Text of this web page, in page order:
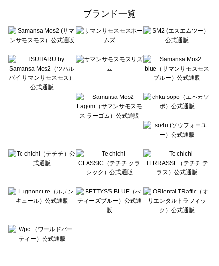
sō4ū（ソウフォーユー）のトップス一覧
Te chichi（テチチ）のトップス一覧
Te chichi CLASSIC（テチチ クラシック）のトップス一覧
Lugnoncure（ルノンキュール）のトップス一覧
BETTY'S BLUE（べティーズブルー）のトップス一覧
Wpc.（ワールドパーティー）のトップス一覧
ブランド一覧